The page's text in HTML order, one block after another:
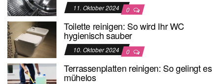
11. Oktober 2024 0
Toilette reinigen: So wird Ihr WC
hygienisch sauber
10. Oktober 2024 0
Terrassenplatten reinigen: So gelingt es
mühelos